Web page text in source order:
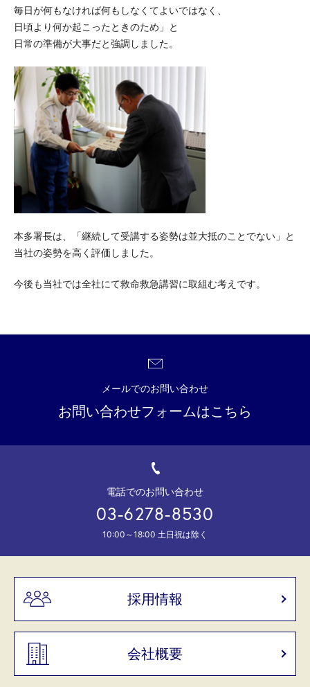
毎日が何もなければ何もしなくてよいではなく、
日頃より何か起こったときのため」と
日常の準備が大事だと強調しました。
本多署長は、「継続して受講する姿勢は並大抵のことでない」と
当社の姿勢を高く評価しました。
今後も当社では全社にて救命救急講習に取組む考えです。
メールでのお問い合わせ
お問い合わせフォームはこちら
電話でのお問い合わせ
03-6278-8530
10:00～18:00 土日祝は除く
採用情報
会社概要